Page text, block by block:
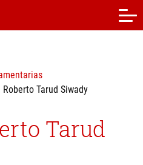
Tarud Siwady
Tarud